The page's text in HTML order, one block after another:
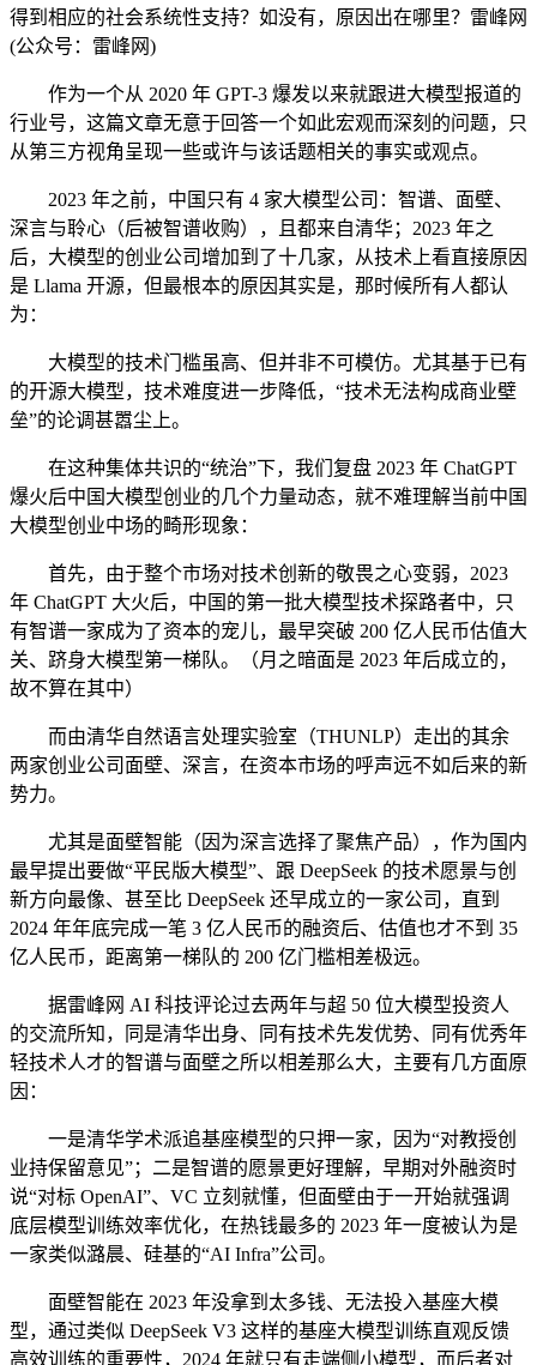
得到相应的社会系统性支持？如没有，原因出在哪里？雷峰网
(公众号：雷峰网)
作为一个从 2020 年 GPT-3 爆发以来就跟进大模型报道的
行业号，这篇文章无意于回答一个如此宏观而深刻的问题，只
从第三方视角呈现一些或许与该话题相关的事实或观点。
2023 年之前，中国只有 4 家大模型公司：智谱、面壁、
深言与聆心（后被智谱收购），且都来自清华；2023 年之
后，大模型的创业公司增加到了十几家，从技术上看直接原因
是 Llama 开源，但最根本的原因其实是，那时候所有人都认
为：
大模型的技术门槛虽高、但并非不可模仿。尤其基于已有
的开源大模型，技术难度进一步降低，“技术无法构成商业壁
垒”的论调甚嚣尘上。
在这种集体共识的“统治”下，我们复盘 2023 年 ChatGPT
爆火后中国大模型创业的几个力量动态，就不难理解当前中国
大模型创业中场的畸形现象：
首先，由于整个市场对技术创新的敬畏之心变弱，2023
年 ChatGPT 大火后，中国的第一批大模型技术探路者中，只
有智谱一家成为了资本的宠儿，最早突破 200 亿人民币估值大
关、跻身大模型第一梯队。（月之暗面是 2023 年后成立的，
故不算在其中）
而由清华自然语言处理实验室（THUNLP）走出的其余
两家创业公司面壁、深言，在资本市场的呼声远不如后来的新
势力。
尤其是面壁智能（因为深言选择了聚焦产品），作为国内
最早提出要做“平民版大模型”、跟 DeepSeek 的技术愿景与创
新方向最像、甚至比 DeepSeek 还早成立的一家公司，直到
2024 年年底完成一笔 3 亿人民币的融资后、估值也才不到 35
亿人民币，距离第一梯队的 200 亿门槛相差极远。
据雷峰网 AI 科技评论过去两年与超 50 位大模型投资人
的交流所知，同是清华出身、同有技术先发优势、同有优秀年
轻技术人才的智谱与面壁之所以相差那么大，主要有几方面原
因：
一是清华学术派追基座模型的只押一家，因为“对教授创
业持保留意见”；二是智谱的愿景更好理解，早期对外融资时
说“对标 OpenAI”、VC 立刻就懂，但面壁由于一开始就强调
底层模型训练效率优化，在热钱最多的 2023 年一度被认为是
一家类似潞晨、硅基的“AI Infra”公司。
面壁智能在 2023 年没拿到太多钱、无法投入基座大模
型，通过类似 DeepSeek V3 这样的基座大模型训练直观反馈
高效训练的重要性，2024 年就只有走端侧小模型，而后者对